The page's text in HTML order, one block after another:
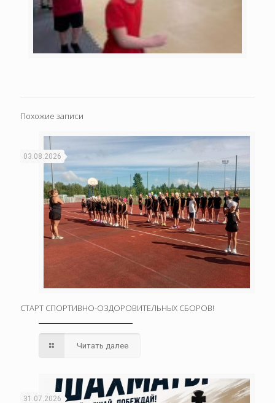
Похожие записи
03.08.2026
СТАРТ СПОРТИВНО-ОЗДОРОВИТЕЛЬНЫХ СБОРОВ!
Читать далее
31.07.2026